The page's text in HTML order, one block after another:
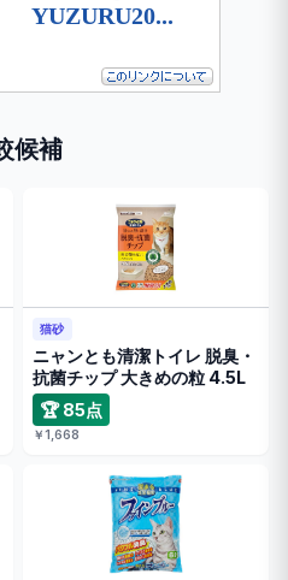
候補
猫砂
ニャンとも清潔トイレ 脱臭・
抗菌チップ 大きめの粒 4.5L
🏆 85点
￥1,668